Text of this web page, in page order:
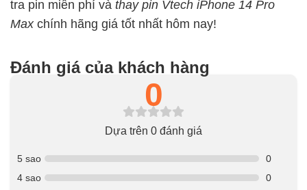
tra pin miễn phí và thay pin Vtech iPhone 14 Pro
Max chính hãng giá tốt nhất hôm nay!
Đánh giá của khách hàng
0
Dựa trên 0 đánh giá
5 sao
0
4 sao
0